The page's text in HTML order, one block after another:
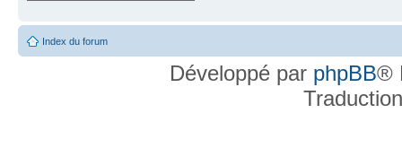
Index du forum
Développé par phpBB®